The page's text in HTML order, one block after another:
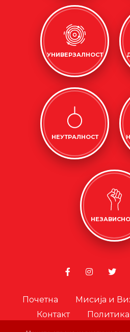
УНИВЕРЗАЛНОСТ
НЕУТРАЛНОСТ
Почетна Мисија и
Контакт
Политика
Политика за